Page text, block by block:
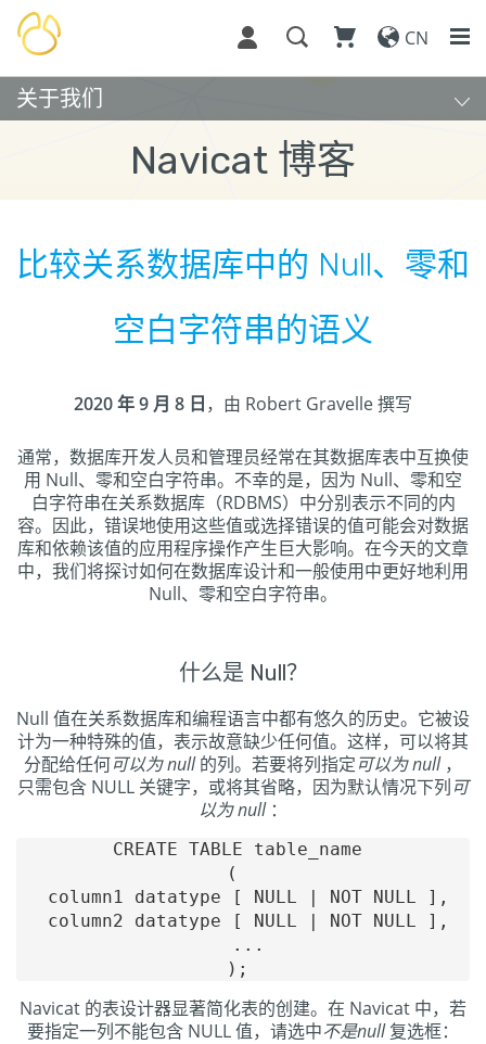
CN
关于我们
Navicat 博客
比较关系数据库中的 Null、零和
空白字符串的语义
2020 年 9 月 8 日，由 Robert Gravelle 撰写
通常，数据库开发人员和管理员经常在其数据库表中互换使
用 Null、零和空白字符串。不幸的是，因为 Null、零和空
白字符串在关系数据库（RDBMS）中分别表示不同的内
容。因此，错误地使用这些值或选择错误的值可能会对数据
库和依赖该值的应用程序操作产生巨大影响。在今天的文章
中，我们将探讨如何在数据库设计和一般使用中更好地利用
Null、零和空白字符串。
什么是 Null？
Null 值在关系数据库和编程语言中都有悠久的历史。它被设
计为一种特殊的值，表示故意缺少任何值。这样，可以将其
分配给任何可以为 null的列。若要将列指定可以为 null，
只需包含 NULL 关键字，或将其省略，因为默认情况下列可
以为 null：
CREATE TABLE table_name
(
  column1 datatype [ NULL | NOT NULL ],
  column2 datatype [ NULL | NOT NULL ],
  ...
Navicat 的表设计器显著简化表的创建。在 Navicat 中，若
要指定一列不能包含 NULL 值，请选中不是null复选框：